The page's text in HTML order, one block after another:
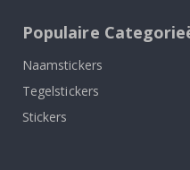
Populaire
Naamstickers
Tegelstickers
Stickers